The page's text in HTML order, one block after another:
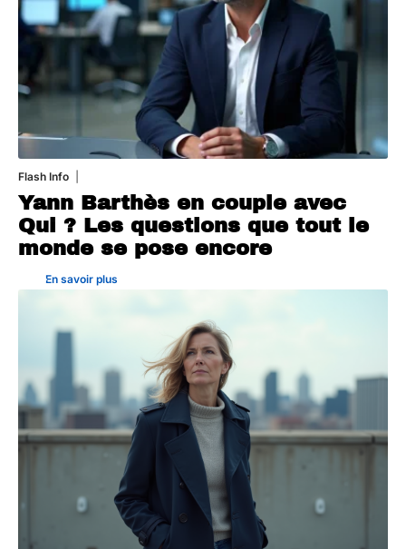
Flash Info
Yann Barthès en couple avec
Qui ? Les questions que tout le
monde se pose encore
En savoir plus